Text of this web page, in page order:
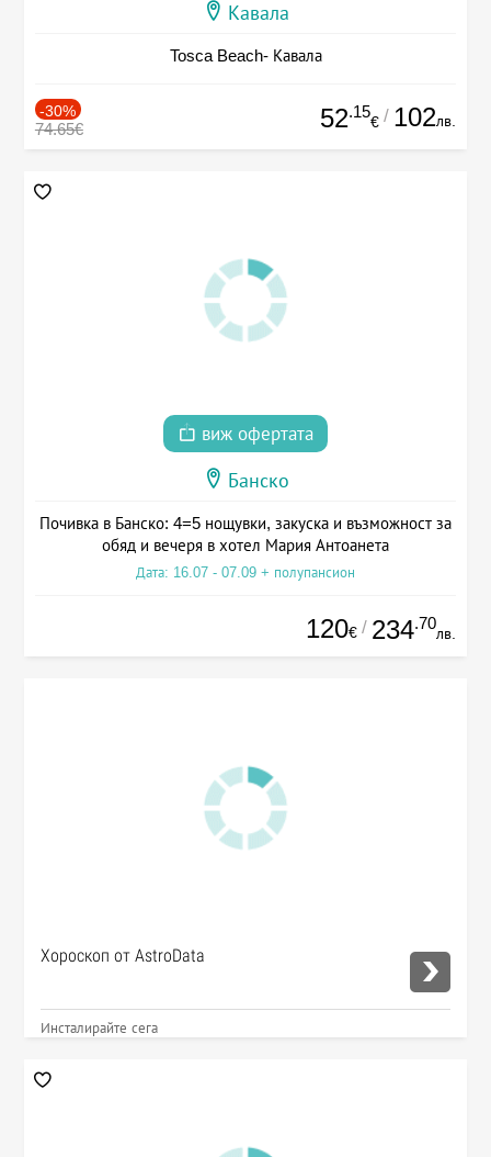
Кавала
Tosca Beach- Кавала
-30%
74.65€ 52.15
€ / 102лв.
виж офертата
Банско
Почивка в Банско: 4=5 нощувки, закуска и възможност за
обяд и вечеря в хотел Мария Антоанета
Дата: 16.07 - 07.09 + полупансион
120€ / 234.70
лв.
Хороскоп от AstroData
Инсталирайте сега